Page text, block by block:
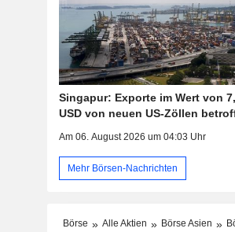
Singapur: Exporte im Wert von
USD von neuen US-Zöllen
Am 06. August 2026 um 04:03 Uhr
Mehr Börsen-Nachrichten
Börse Alle Aktien Börse Asien